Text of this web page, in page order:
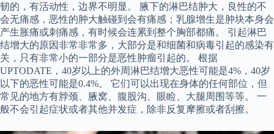
韧的，有活动性，边界不明显。 腋下的淋巴结肿大，良性的不
会无痛感，恶性的肿大触碰到会有痛感；乳腺增生是肿块本身会
产生胀痛或刺痛感，有时候会连累到整个胸部都痛。 引起淋巴
结增大的原因非常非常多，大部分是和细菌和病毒引起的感染有
关，只有非常小的一部分是恶性肿瘤引起的。 根据
UPTODATE，40岁以上的外周淋巴结增大恶性可能是4%，40岁
以下的恶性可能是0.4%。 它们可以出现在身体的任何部位，但
常见的地方有脖颈、腋窝、腹股沟、眼睑、大腿周围等等。 一
般不会引起症状或者其他并发症，除非反复摩擦或者刮擦。